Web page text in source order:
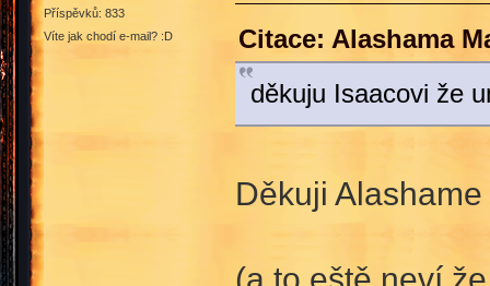
Příspěvků: 833
Víte jak chodí e-mail? :D
Citace: Alashama
děkuju Isaacovi že
Děkuji
(a to eště neví